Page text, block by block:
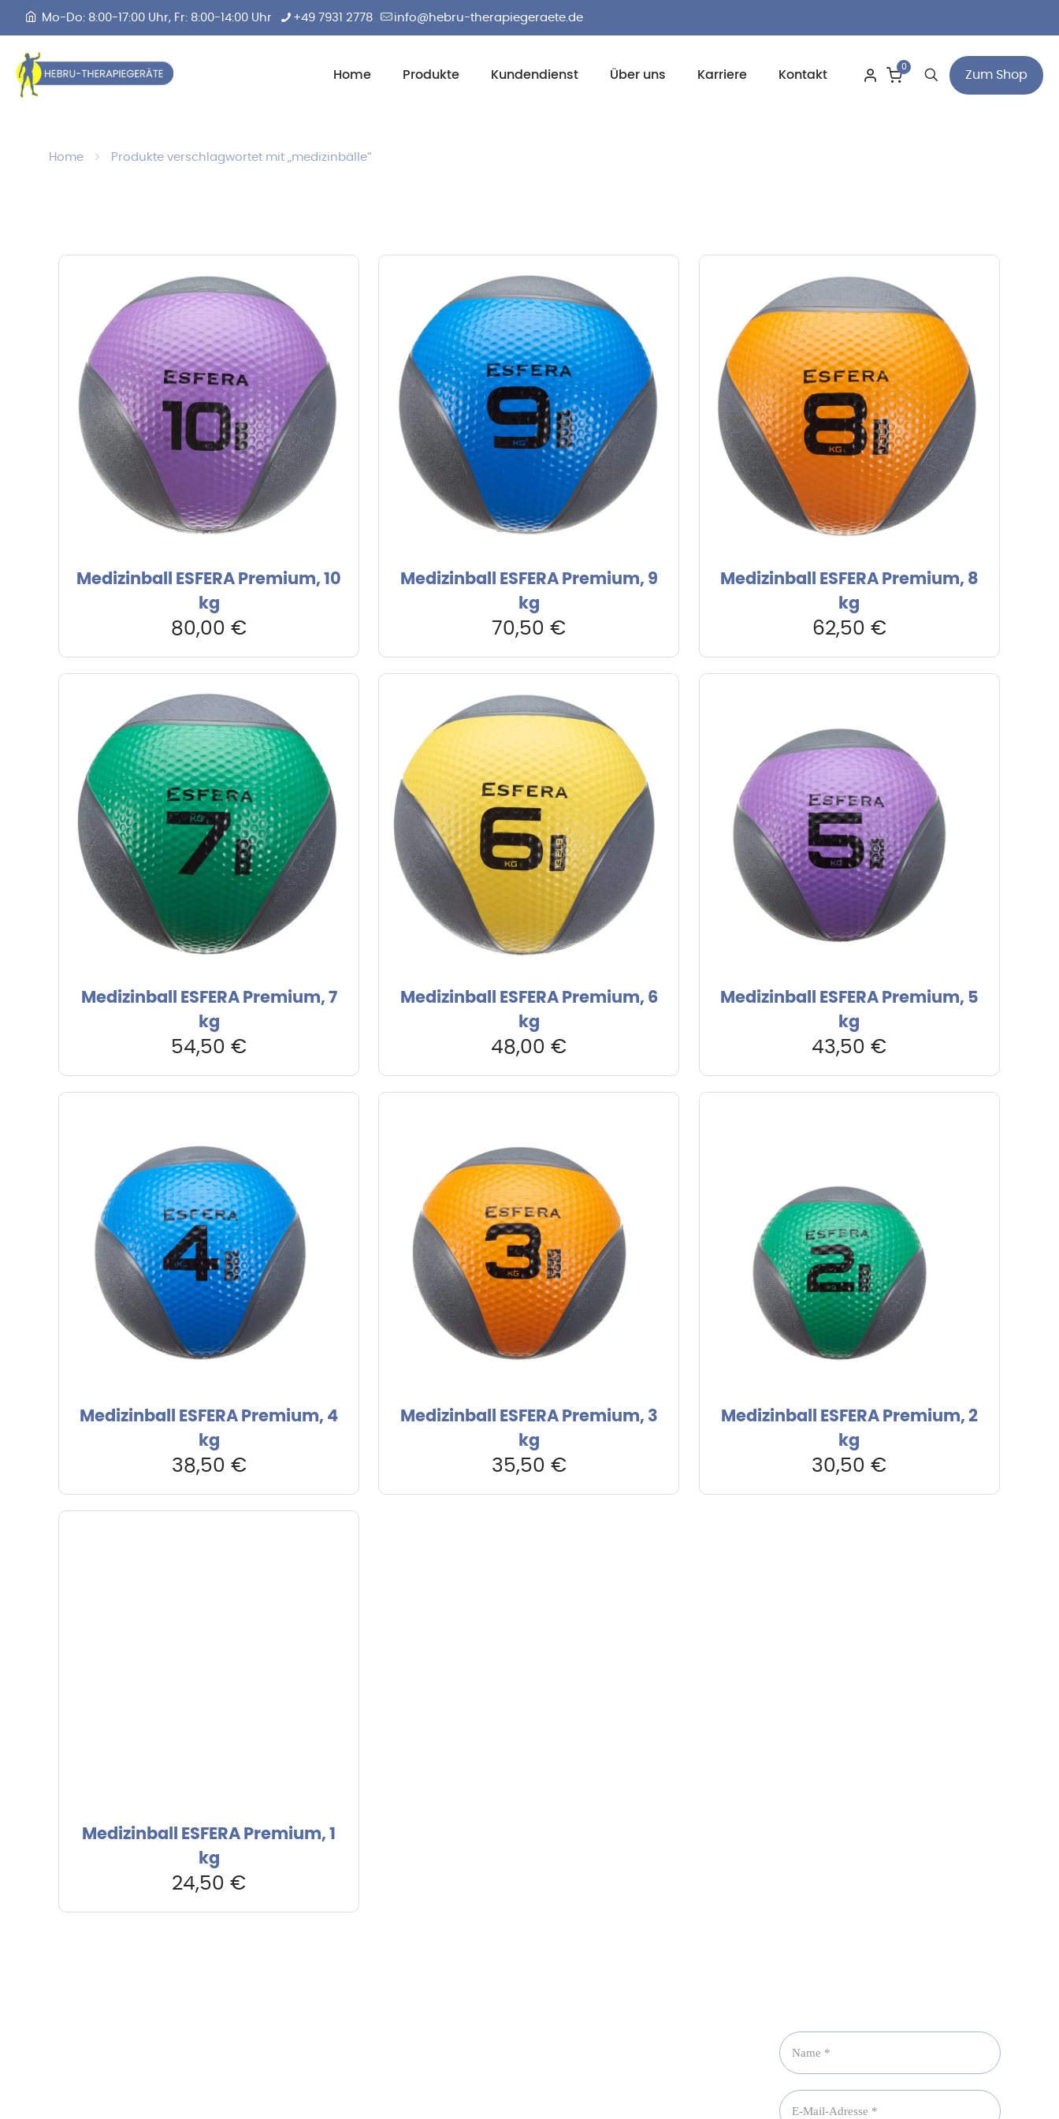
Mo-Do: 8:00-17:00 Uhr, Fr: 8:00-14:00 Uhr +49 7931 2778 info@hebru-therapiegeraete.de
Home Produkte Kundendienst Über uns Karriere Kontakt
0
Zum Shop
Home Produkte verschlagwortet mit „medizinbälle“
Medizinball ESFERA Premium, 10
kg
80,00€
Medizinball ESFERA Premium, 9
kg
70,50€
Medizinball ESFERA Premium, 8
kg
62,50 €
Medizinball ESFERA Premium, 7
kg
54,50€
Medizinball ESFERA Premium, 6
kg
48,00€
Medizinball ESFERA Premium, 5
kg
43,50€
Medizinball ESFERA Premium, 4
kg
38,50 €
Medizinball ESFERA Premium, 3
kg
35,50 €
Medizinball ESFERA Premium, 2
kg
30,50€
Medizinball ESFERA Premium, 1
kg
24,50€